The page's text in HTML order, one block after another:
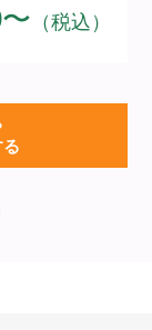
（税込）